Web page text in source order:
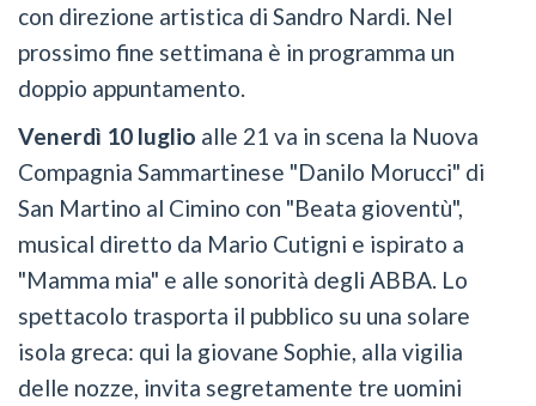
con direzione artistica di Sandro Nardi. Nel
prossimo fine settimana è in programma un
doppio appuntamento.
Venerdì 10 luglio alle 21 va in scena la Nuova
Compagnia Sammartinese "Danilo Morucci" di
San Martino al Cimino con "Beata gioventù",
musical diretto da Mario Cutigni e ispirato a
"Mamma mia" e alle sonorità degli ABBA. Lo
spettacolo trasporta il pubblico su una solare
isola greca: qui la giovane Sophie, alla vigilia
delle nozze, invita segretamente tre uomini